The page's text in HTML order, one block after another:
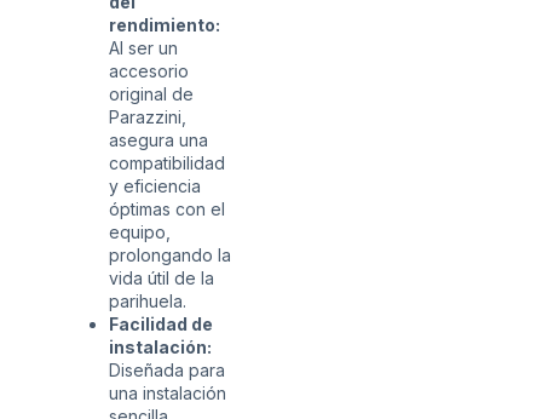
rendimiento:
Al ser un
accesorio
original de
Parazzini,
asegura una
compatibilidad
y eficiencia
óptimas con el
equipo,
prolongando la
vida útil de la
parihuela.
Facilidad de
instalación:
Diseñada para
una instalación